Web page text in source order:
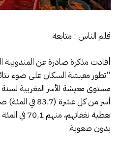
قلم الناس : متابعة
أفادت مذكرة صادرة عن
“تطور معيشة السكان على ضوء
أسر من كل عشرة
بدون صعوبة.